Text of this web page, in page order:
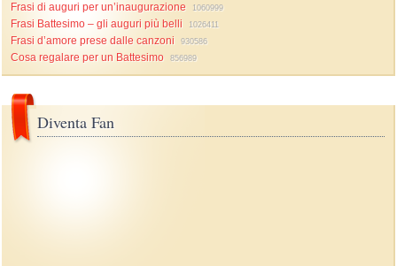
Frasi di auguri per un’inaugurazione 1060999
Frasi Battesimo – gli auguri più belli 1026411
Frasi d’amore prese dalle canzoni 930586
Cosa regalare per un Battesimo 856989
Diventa Fan